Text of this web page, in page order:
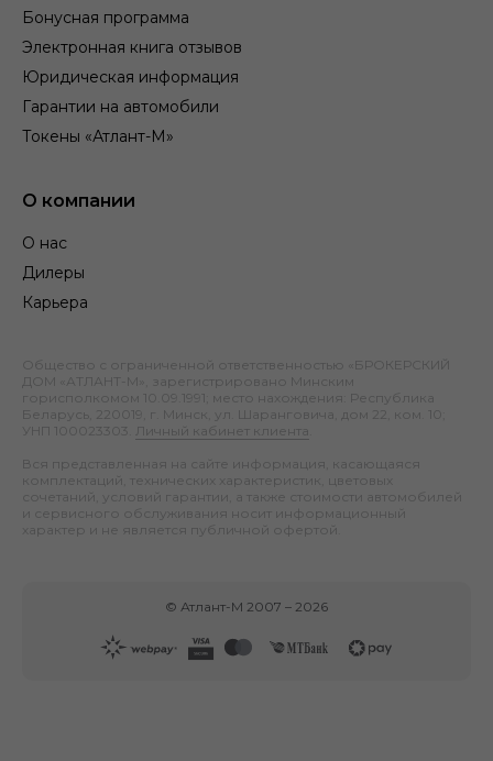
Бонусная программа
Электронная книга отзывов
Юридическая информация
Гарантии на автомобили
Токены «Атлант-М»
О компании
О нас
Дилеры
Карьера
Общество с ограниченной ответственностью «БРОКЕРСКИЙ
ДОМ «АТЛАНТ-М», зарегистрировано Минским
горисполкомом 10.09.1991; место нахождения: Республика
Беларусь, 220019, г. Минск, ул. Шаранговича, дом 22, ком. 10;
УНП 100023303.
Личный кабинет клиента
Вся представленная на сайте информация, касающаяся
комплектаций, технических характеристик, цветовых
сочетаний, условий гарантии, а также стоимости автомобилей
и сервисного обслуживания носит информационный
характер и не является публичной офертой.
© Атлант-М 2007 – 2026